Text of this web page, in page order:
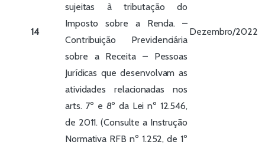
14
sujeitas à tributação do
Imposto sobre a Renda. –
Contribuição Previdenciária
sobre a Receita – Pessoas
Jurídicas que desenvolvam as
atividades relacionadas nos
arts. 7º e 8º da Lei nº 12.546,
de 2011. (Consulte a Instrução
Normativa RFB nº 1.252, de 1º
Dezembro/2022